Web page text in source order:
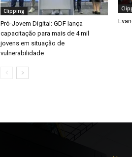
Clipping
Pró-Jovem Digital: GDF lança
capacitação para mais de 4 mil
jovens em situação de
vulnerabilidade